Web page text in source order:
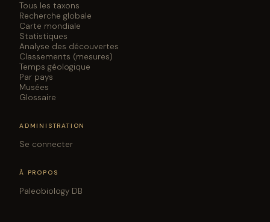
Tous les taxons
Recherche globale
Carte mondiale
Statistiques
Analyse des découvertes
Classements (mesures)
Temps géologique
Par pays
Musées
Glossaire
ADMINISTRATION
Se connecter
À PROPOS
Paleobiology DB